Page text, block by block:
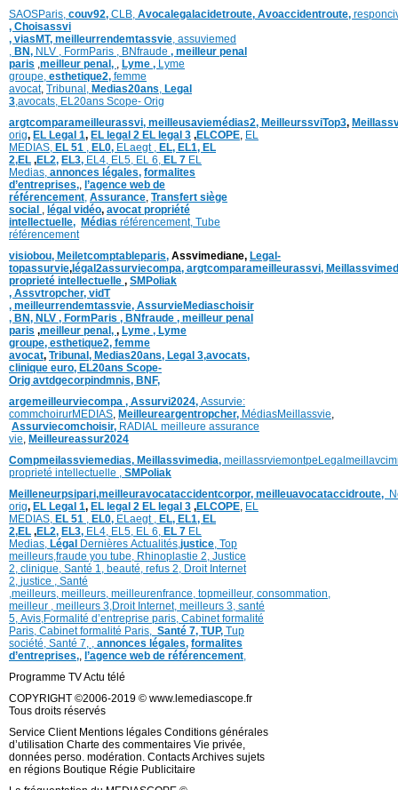
SAOSParis, couv92, CLB, Avocalegalacidetroute, Avoaccidentroute,
, Choisassvi
, viasMT, meilleurrendemtassvie, assuviemed
, BN, NLV , FormParis , BNfraude , meilleur penal
paris ,meilleur penal, , Lyme , Lyme
groupe, esthetique2, femme
avocat, Tribunal, Medias20ans, Legal
3,avocats, EL20ans Scope- Orig
argtcomparameilleurassvi, meilleusaviemédias2, MeilleurssviTop3,
orig, EL Legal 1, EL legal 2 EL legal 3 ,ELCOPE, EL
MEDIAS, EL 51 , EL0, ELaegt , EL, EL1, EL
2,EL ,EL2, EL3, EL4, EL5, EL 6, EL 7 EL
Medias, annonces légales, formalites
d’entreprises,, l’agence web de
référencement, Assurance, Transfert siège
social , légal vidéo, avocat propriété
intellectuelle, Médias référencement, Tube
référencement
visiobou, Meiletcomptableparis, Assvimediane, Legal-
topassurvie,légal2assurviecompa, argtcomparameilleurassvi,
proprieté intellectuelle , SMPoliak
, Assvtropcher, vidT
, meilleurrendemtassvie, AssurvieMediaschoisir
, BN, NLV , FormParis , BNfraude , meilleur penal
paris ,meilleur penal, , Lyme , Lyme
groupe, esthetique2, femme
avocat, Tribunal, Medias20ans, Legal 3,avocats,
clinique euro, EL20ans Scope-
Orig avtdgecorpindmnis, BNF,
argemeilleurviecompa , Assurvi2024, Assurvie:
commchoirurMEDIAS, Meilleureargentropcher, MédiasMeillassvie,
Assurviecomchoisir, RADIAL meilleure assurance
vie, Meilleureassur2024
Compmeilassviemedias, Meillassvimedia, meillassrviemontpe
proprieté intellectuelle , SMPoliak
Meilleneurpsipari,meilleuravocataccidentcorpor, meilleuavocataccidroute,
orig, EL Legal 1, EL legal 2 EL legal 3 ,ELCOPE, EL
MEDIAS, EL 51 , EL0, ELaegt , EL, EL1, EL
2,EL ,EL2, EL3, EL4, EL5, EL 6, EL 7 EL
Medias, Légal Dernières Actualités,justice, Top
meilleurs,fraude you tube, Rhinoplastie 2, Justice
2, clinique, Santé 1, beauté, refus 2, Droit Internet
2, justice , Santé
,meilleurs, meilleurs, meilleurenfrance, topmeilleur, consommation,
meilleur , meilleurs 3,Droit Internet, meilleurs 3, santé
5, Avis,Formalité d’entreprise paris, Cabinet formalité
Paris, Cabinet formalité Paris, Santé 7, TUP, Tup
société, Santé 7, , annonces légales, formalites
d’entreprises,, l’agence web de référencement,
Programme TV Actu télé
COPYRIGHT ©2006-2019 © www.lemediascope.fr
Tous droits réservés
Service Client Mentions légales Conditions générales
d’utilisation Charte des commentaires Vie privée,
données perso. modération. Contacts Archives sujets
en régions Boutique Régie Publicitaire